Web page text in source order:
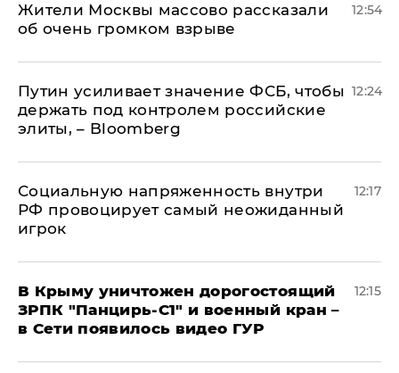
Жители Москвы массово рассказали
об очень громком взрыве
12:54
Путин усиливает значение ФСБ, чтобы
держать под контролем российские
элиты, – Bloomberg
12:24
Социальную напряженность внутри
РФ провоцирует самый неожиданный
игрок
12:17
В Крыму уничтожен дорогостоящий
ЗРПК "Панцирь-С1" и военный кран –
в Сети появилось видео ГУР
12:15